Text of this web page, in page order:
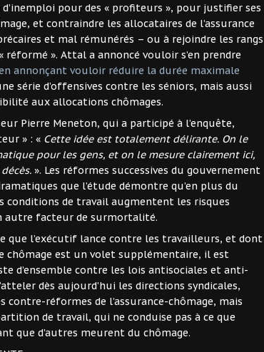
pour des « profiteurs », pour justifier ses
et contraindre les allocataires de l’assurance
et mal rémunérés – ou à rejoindre les rangs
réformé ». Attal a annoncé vouloir s’en prendre
annonçant vouloir réduire la durée maximale
série d’offensives contre les séniors, mais aussi
aux allocations chômages.
Pierre Meneton, qui a participé à l’enquête,
» : « Cette idée est totalement délirante. On le
pour les gens, et on le mesure clairement ici,
». Les réformes successives du gouvernement
que l’étude démontre qu’en plus du
conditions de travail augmentent les risques
autre facteur de surmortalité.
que l’exécutif lance contre les travailleurs, et dont
chômage est un volet supplémentaire, il est
d’ensemble contre les lois antisociales et anti-
dès aujourd’hui les directions syndicales,
réformes de l’assurance-chômage, mais
de travail, qui ne conduise pas à ce que
que d’autres meurent du chômage.